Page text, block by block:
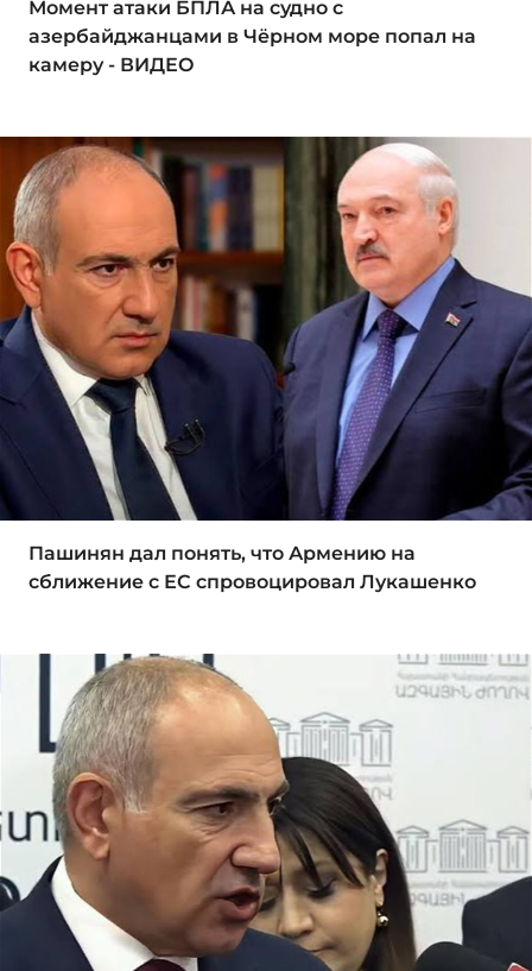
Момент атаки БПЛА на судно с
азербайджанцами в Чёрном море попал на
камеру - ВИДЕО
Пашинян дал понять, что Армению на
сближение с ЕС спровоцировал Лукашенко